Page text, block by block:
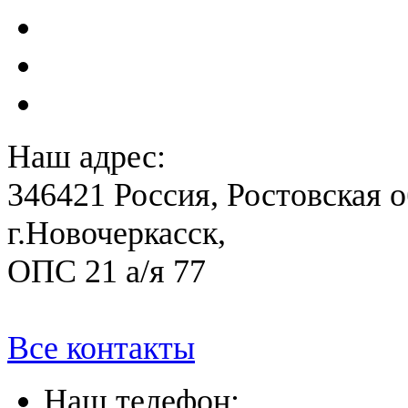
Наш адрес:
346421 Россия, Ростовская
г.Новочеркасск,
ОПС 21 а/я 77
Все контакты
Наш телефон: